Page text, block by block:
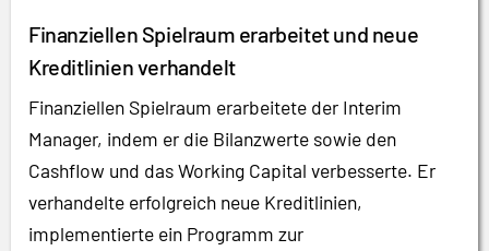
Finanziellen Spielraum erarbeitet und neue
Kreditlinien verhandelt
Finanziellen Spielraum erarbeitete der Interim
Manager, indem er die Bilanzwerte sowie den
Cashflow und das Working Capital verbesserte. Er
verhandelte erfolgreich neue Kreditlinien,
implementierte ein Programm zur